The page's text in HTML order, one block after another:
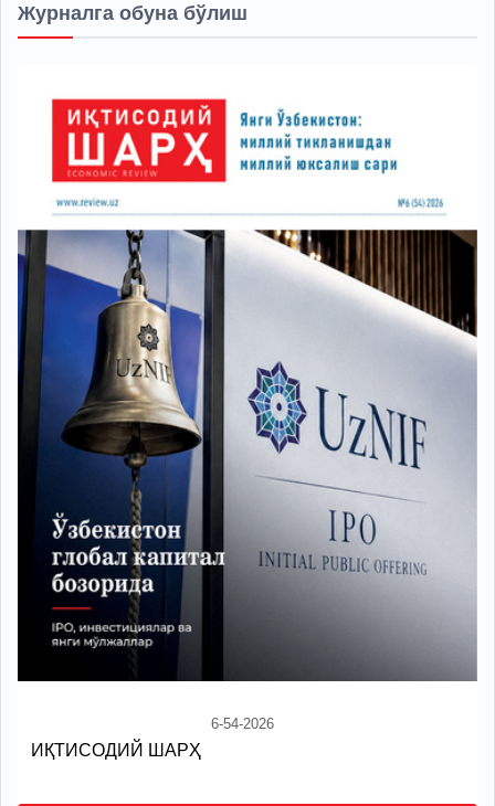
Журналга обуна бўлиш
6-54-2026
ИҚТИСОДИЙ ШАРҲ